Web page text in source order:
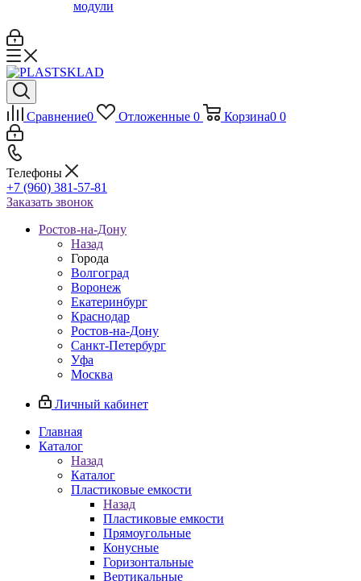
модули
Сравнение0 Отложенные 0 Корзина0 0
Телефоны
+7 (960) 381-57-81
Заказать звонок
Ростов-на-Дону
Назад
Города
Волгоград
Воронеж
Екатеринбург
Краснодар
Ростов-на-Дону
Санкт-Петербург
Уфа
Москва
Личный кабинет
Главная
Каталог
Назад
Каталог
Пластиковые емкости
Назад
Пластиковые емкости
Прямоугольные
Конусные
Горизонтальные
Вертикальные